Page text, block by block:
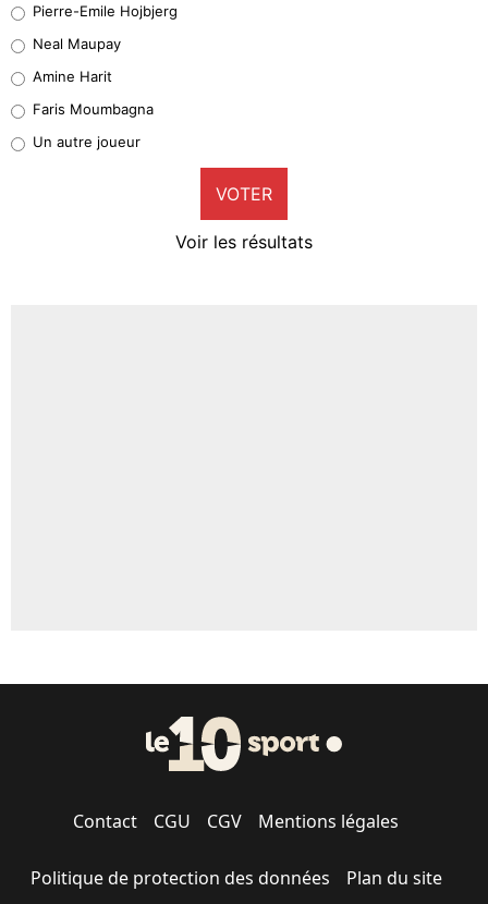
5%
1%
9%
Pierre-Emile Hojbjerg
Neal Maupay
Amine Harit
Faris Moumbagna
Un autre joueur
VOTER
Voir les résultats
Contact CGU CGV Mentions légales
Politique de protection des données Plan du site